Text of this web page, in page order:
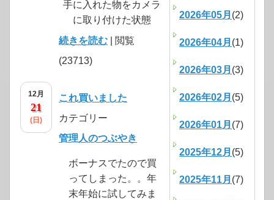
手に入れた物をカメラ
に取り付けた状態
続きを読む | 閲覧
(23713)
12月
21
(日)
これ買いました
カテゴリー
管理人のつぶやき
ボーナスでたので買
ってしまった。。年
末年始に試してみま
2026年05月 (2)
2026年04月 (1)
2026年03月 (3)
2026年02月 (5)
2026年01月 (7)
2025年12月 (5)
2025年11月 (7)